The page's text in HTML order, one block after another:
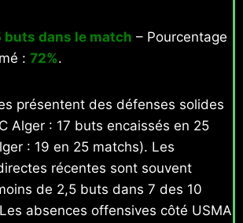
buts dans le match – Pourcentage
: 72%.
présentent des défenses solides
Alger : 17 buts encaissés en 25
: 19 en 25 matchs). Les
récentes sont souvent
de 2,5 buts dans 7 des 10
absences offensives côté USMA